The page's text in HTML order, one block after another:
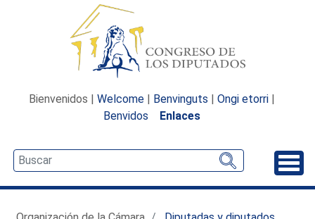
Bienvenidos | Welcome | Benvinguts | Ongi etorri |
Benvidos
Enlaces